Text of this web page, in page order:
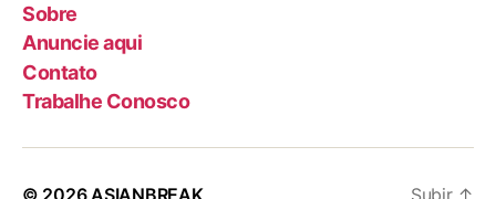
Sobre
Anuncie aqui
Contato
Trabalhe Conosco